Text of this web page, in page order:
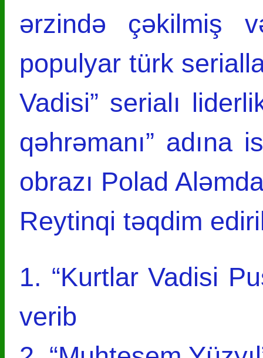
ərzində çəkilmiş
populyar türk
Vadisi” serialı
qəhrəmanı” adına
obrazı Polad
Reytinqi təqdim
1. “Kurtlar Vadisi
verib